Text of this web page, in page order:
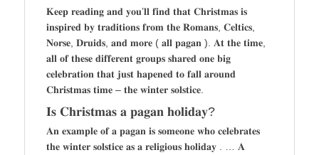
𝐊𝐞𝐞𝐩 𝐫𝐞𝐚𝐝𝐢𝐧𝐠 𝐚𝐧𝐝 𝐲𝐨𝐮’𝐥𝐥 𝐟𝐢𝐧𝐝 𝐭𝐡𝐚𝐭 𝐂𝐡𝐫𝐢𝐬𝐭𝐦𝐚𝐬 𝐢𝐬
𝐢𝐧𝐬𝐩𝐢𝐫𝐞𝐝 𝐛𝐲 𝐭𝐫𝐚𝐝𝐢𝐭𝐢𝐨𝐧𝐬 𝐟𝐫𝐨𝐦 𝐭𝐡𝐞 𝐑𝐨𝐦𝐚𝐧𝐬, 𝐂𝐞𝐥𝐭𝐢𝐜𝐬,
𝐍𝐨𝐫𝐬𝐞, 𝐃𝐫𝐮𝐢𝐝𝐬, 𝐚𝐧𝐝 𝐦𝐨𝐫𝐞 ( 𝐚𝐥𝐥 𝐩𝐚𝐠𝐚𝐧 ). 𝐀𝐭 𝐭𝐡𝐞 𝐭𝐢𝐦𝐞,
𝐚𝐥𝐥 𝐨𝐟 𝐭𝐡𝐞𝐬𝐞 𝐝𝐢𝐟𝐟𝐞𝐫𝐞𝐧𝐭 𝐠𝐫𝐨𝐮𝐩𝐬 𝐬𝐡𝐚𝐫𝐞𝐝 𝐨𝐧𝐞 𝐛𝐢𝐠
𝐜𝐞𝐥𝐞𝐛𝐫𝐚𝐭𝐢𝐨𝐧 𝐭𝐡𝐚𝐭 𝐣𝐮𝐬𝐭 𝐡𝐚𝐩𝐞𝐧𝐞𝐝 𝐭𝐨 𝐟𝐚𝐥𝐥 𝐚𝐫𝐨𝐮𝐧𝐝
𝐂𝐡𝐫𝐢𝐬𝐭𝐦𝐚𝐬 𝐭𝐢𝐦𝐞 – 𝐭𝐡𝐞 𝐰𝐢𝐧𝐭𝐞𝐫 𝐬𝐨𝐥𝐬𝐭𝐢𝐜𝐞.
𝐈𝐬 𝐂𝐡𝐫𝐢𝐬𝐭𝐦𝐚𝐬 𝐚 𝐩𝐚𝐠𝐚𝐧 𝐡𝐨𝐥𝐢𝐝𝐚𝐲?
𝐀𝐧 𝐞𝐱𝐚𝐦𝐩𝐥𝐞 𝐨𝐟 𝐚 𝐩𝐚𝐠𝐚𝐧 𝐢𝐬 𝐬𝐨𝐦𝐞𝐨𝐧𝐞 𝐰𝐡𝐨 𝐜𝐞𝐥𝐞𝐛𝐫𝐚𝐭𝐞𝐬
𝐭𝐡𝐞 𝐰𝐢𝐧𝐭𝐞𝐫 𝐬𝐨𝐥𝐬𝐭𝐢𝐜𝐞 𝐚𝐬 𝐚 𝐫𝐞𝐥𝐢𝐠𝐢𝐨𝐮𝐬 𝐡𝐨𝐥𝐢𝐝𝐚𝐲 . … 𝐀